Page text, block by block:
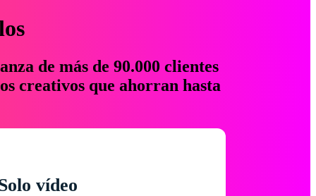
de más de 90.000 clientes
creativos que ahorran hasta
vídeo